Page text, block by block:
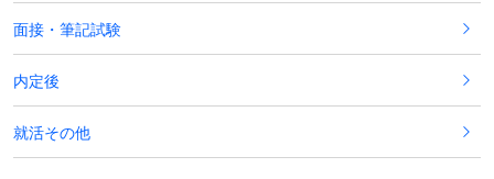
面接・筆記試験
内定後
就活その他